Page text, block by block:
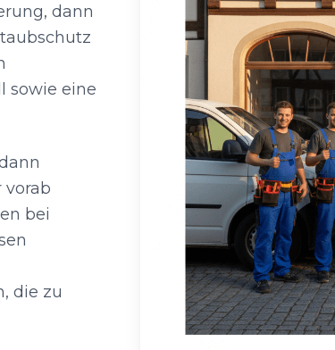
dann
sowie eine
vorab
bei
die zu